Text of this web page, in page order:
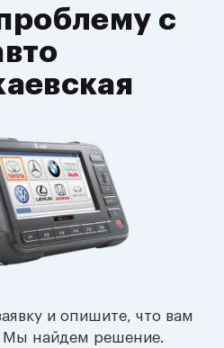
с
и опишите, что вам
Мы найдем решение.